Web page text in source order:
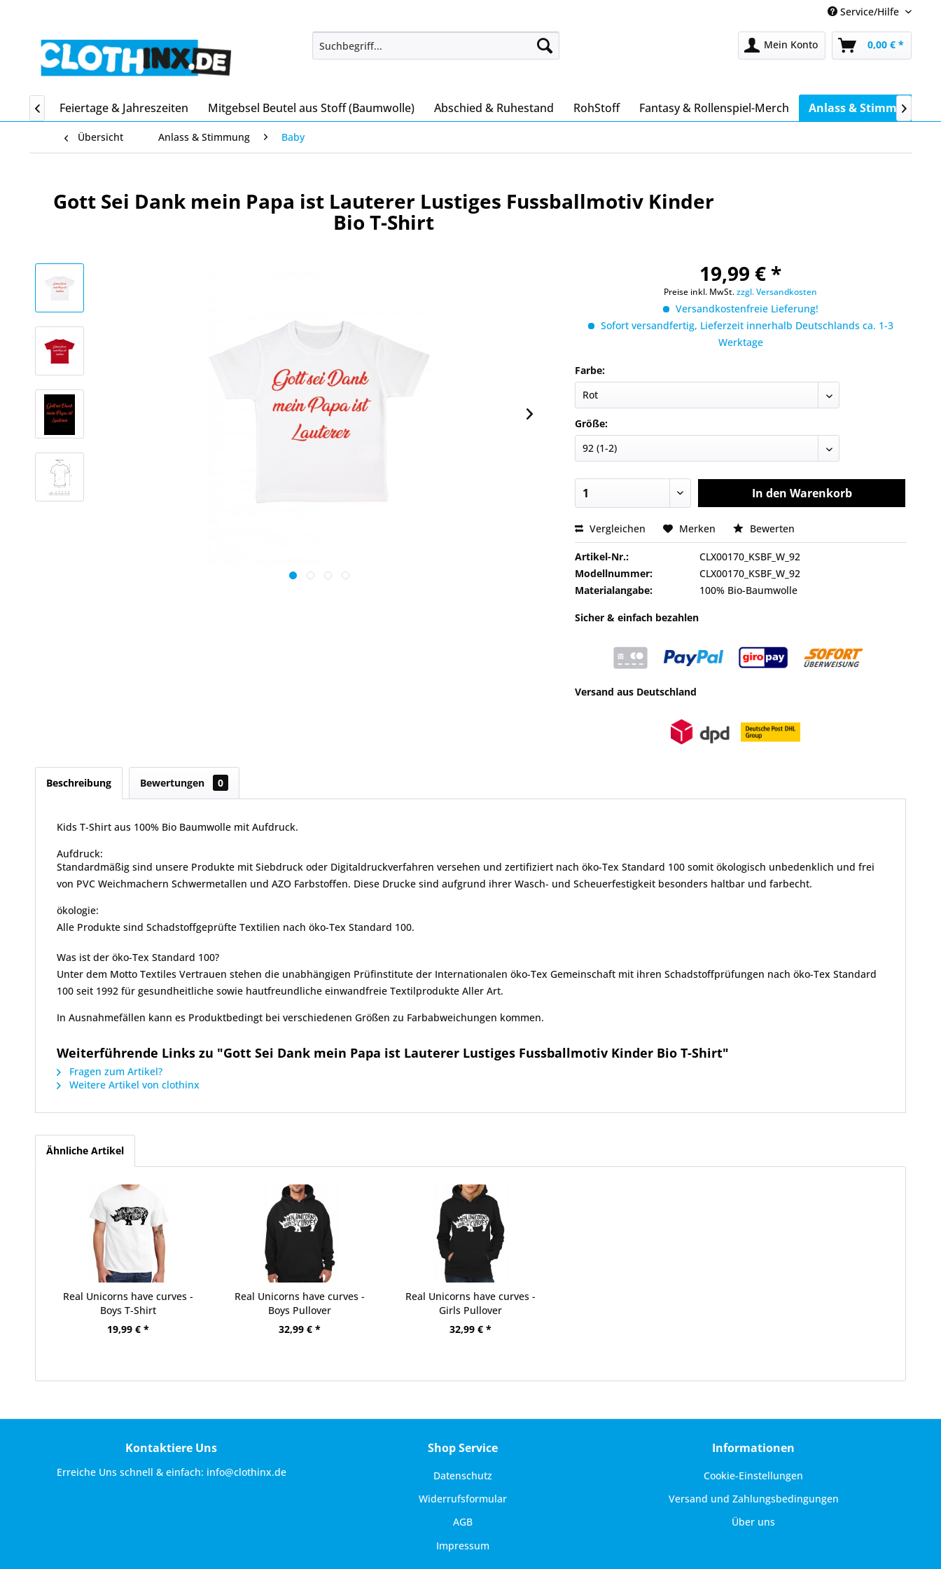
Service/Hilfe
Mein Konto 0,00 € *
Home Feiertage & Jahreszeiten Mitgebsel Beutel aus Stoff (Baumwolle) Abschied & Ruhestand RohStoff Fantasy & Rollenspiel-Merch Anlass & Stimmung
 
Übersicht Anlass & Stimmung Baby
Gott Sei Dank mein Papa ist Lauterer Lustiges Fussballmotiv Kinder
Bio T-Shirt
19,99 € *
Preise inkl. MwSt.zzgl. Versandkosten
Versandkostenfreie Lieferung!
Sofort versandfertig, Lieferzeit innerhalb Deutschlands ca. 1-3
Werktage
Farbe:
Größe:
In den Warenkorb
Vergleichen Merken Bewerten
Artikel-Nr.:
CLX00170_KSBF_W_92
Modellnummer:
CLX00170_KSBF_W_92
Materialangabe:
100% Bio-Baumwolle
Sicher & einfach bezahlen
Versand aus Deutschland
Beschreibung Bewertungen 0
Kids T-Shirt aus 100% Bio Baumwolle mit Aufdruck.
Aufdruck:
Standardmäßig sind unsere Produkte mit Siebdruck oder Digitaldruckverfahren versehen und zertifiziert nach öko-Tex Standard 100 somit ökologisch unbedenklich und frei
von PVC Weichmachern Schwermetallen und AZO Farbstoffen. Diese Drucke sind aufgrund ihrer Wasch- und Scheuerfestigkeit besonders haltbar und farbecht.
ökologie:
Alle Produkte sind Schadstoffgeprüfte Textilien nach öko-Tex Standard 100.
Was ist der öko-Tex Standard 100?
Unter dem Motto Textiles Vertrauen stehen die unabhängigen Prüfinstitute der Internationalen öko-Tex Gemeinschaft mit ihren Schadstoffprüfungen nach öko-Tex Standard
100 seit 1992 für gesundheitliche sowie hautfreundliche einwandfreie Textilprodukte Aller Art.
In Ausnahmefällen kann es Produktbedingt bei verschiedenen Größen zu Farbabweichungen kommen.
Weiterführende Links zu "Gott Sei Dank mein Papa ist Lauterer Lustiges Fussballmotiv Kinder Bio T-Shirt"
Fragen zum Artikel?
Weitere Artikel von clothinx
Ähnliche Artikel
Real Unicorns have curves -
Boys T-Shirt
19,99 € *
Real Unicorns have curves -
Boys Pullover
32,99 € *
Real Unicorns have curves -
Girls Pullover
32,99 € *
Kontaktiere Uns
Erreiche Uns schnell & einfach: info@clothinx.de
Shop Service
Datenschutz
Widerrufsformular
AGB
Impressum
Informationen
Cookie-Einstellungen
Versand und Zahlungsbedingungen
Über uns